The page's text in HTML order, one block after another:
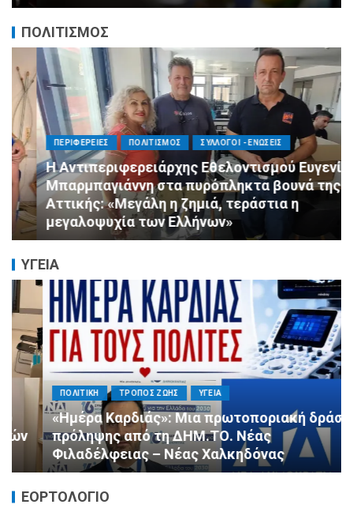
ΠΟΛΙΤΙΣΜΟΣ
ΠΕΡΙΦΕΡΕΙΕΣ ΠΟΛΙΤΙΣΜΟΣ ΣΥΛΛΟΓΟΙ - ΕΝΩΣΕΙΣ
Η Αντιπεριφερειάρχης Εθελοντισμού Ευγενία
Μπαρμπαγιάννη στα πυρόπληκτα βουνά της
Αττικής: «Μεγάλη η ζημιά, τεράστια η
μεγαλοψυχία των Ελλήνων»
ΥΓΕΙΑ
ΠΟΛΙΤΙΚΗ ΤΡΟΠΟΣ ΖΩΗΣ ΥΓΕΙΑ
«Ημέρα Καρδιάς»: Μια πρωτοποριακή δράση
πρόληψης από τη ΔΗΜ.ΤΟ. Νέας
Φιλαδέλφειας – Νέας Χαλκηδόνας
ΕΟΡΤΟΛΟΓΙΟ